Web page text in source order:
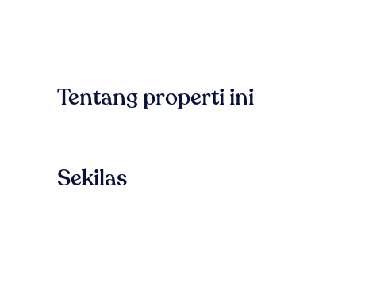
Tentang properti ini
Sekilas